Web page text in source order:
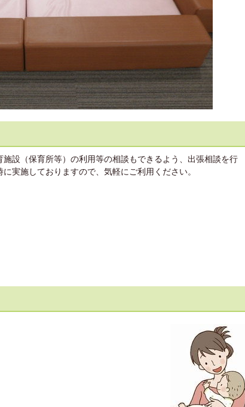
設（保育所等）の利用等の相談もできるよう、出張相談を行
実施しておりますので、気軽にご利用ください。